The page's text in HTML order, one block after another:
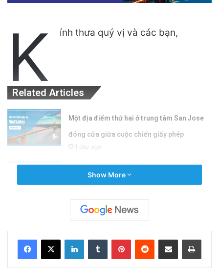
K ính thưa quý vị và các bạn,
Related Articles
Một địa điểm thứ hai ở trung tâm San Jose
đóng cửa giữa cuộc chiến giấy phép
1 day ago
Tế Gây Tranh Cãi: Quyết Định Ảnh Hưởng
Đến Sức Khỏe Học Sinh
2 days ago
Liên tục trong thời gian gần đây, rất đông quý
Show More
LinkedInTumblr PinterestReddit Share via Email Print